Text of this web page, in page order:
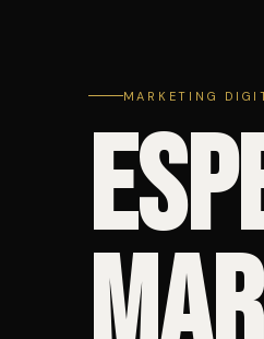
MARKETING